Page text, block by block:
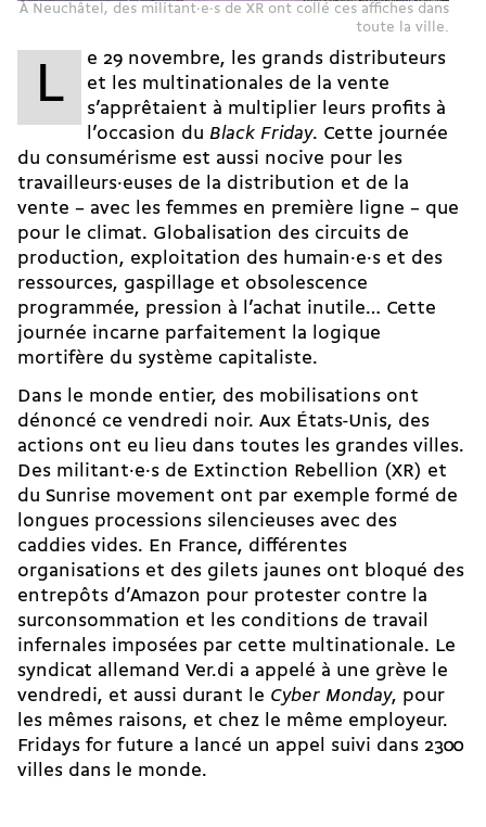
À Neuchâtel, des militant·e·s de XR ont collé ces affiches dans
toute la ville.
L
e 29 novembre, les grands distributeurs
et les multinationales de la vente
s’apprêtaient à multiplier leurs profits à
l’occasion du Black Friday. Cette journée
du consumérisme est aussi nocive pour les
travailleurs·euses de la distribution et de la
vente – avec les femmes en première ligne – que
pour le climat. Globalisation des circuits de
production, exploitation des humain·e·s et des
ressources, gaspillage et obsolescence
programmée, pression à l’achat inutile… Cette
journée incarne parfaitement la logique
mortifère du système capitaliste.
Dans le monde entier, des mobilisations ont
dénoncé ce vendredi noir. Aux États-Unis, des
actions ont eu lieu dans toutes les grandes villes.
Des militant·e·s de Extinction Rebellion (XR) et
du Sunrise movement ont par exemple formé de
longues processions silencieuses avec des
caddies vides. En France, différentes
organisations et des gilets jaunes ont bloqué des
entrepôts d’Amazon pour protester contre la
surconsommation et les conditions de travail
infernales imposées par cette multinationale. Le
syndicat allemand Ver.di a appelé à une grève le
vendredi, et aussi durant le Cyber Monday, pour
les mêmes raisons, et chez le même employeur.
Fridays for future a lancé un appel suivi dans 2300
villes dans le monde.